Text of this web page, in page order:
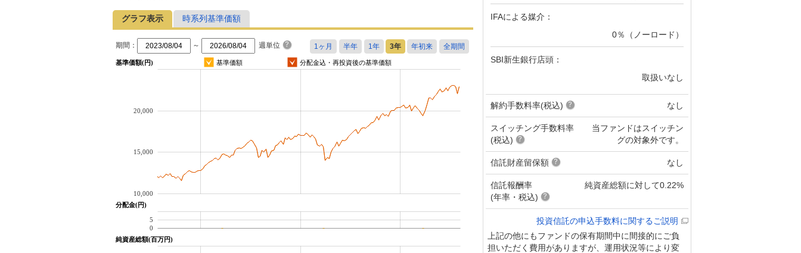
グラフ表示 時系列基準価額
期間： ～ 週単位
基準価額(円) 基準価額 分配金込・再投資後の基準価額
10,000
15,000
20,000
分配金(円)
0
5
純資産総額(百万円)
IFAによる媒介：
0％（ノーロード）
SBI新生銀行店頭：
取扱いなし
解約手数料率(税込) なし
スイッチング手数料率
(税込)
当ファンドはスイッチン
グの対象外です。
信託財産留保額 なし
信託報酬率
(年率・税込)
純資産総額に対して0.22%
投資信託の申込手数料に関するご説明
上記の他にもファンドの保有期間中に間接的にご負
担いただく費用がありますが、運用状況等により変